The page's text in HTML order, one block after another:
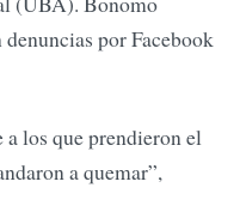
por Facebook
a los que prendieron el
a quemar”,